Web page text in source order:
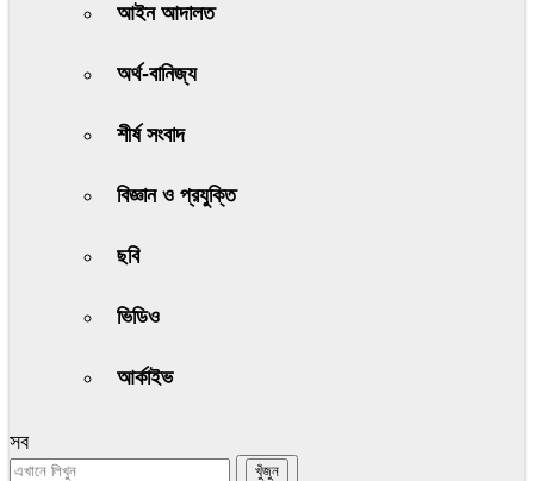
আইন আদালত
অর্থ-বানিজ্য
শীর্ষ সংবাদ
বিজ্ঞান ও প্রযুক্তি
ছবি
ভিডিও
আর্কাইভ
সব